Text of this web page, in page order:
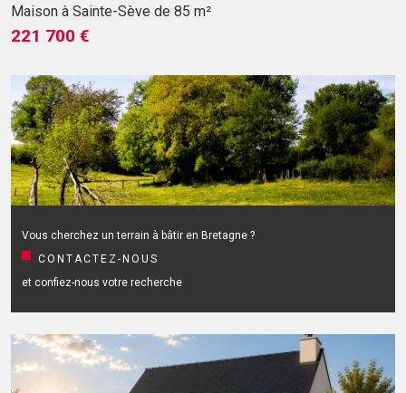
Maison à Sainte-Sève de 85 m²
221 700 €
Vous cherchez un terrain à bâtir en Bretagne ?
CONTACTEZ-NOUS
et confiez-nous votre recherche